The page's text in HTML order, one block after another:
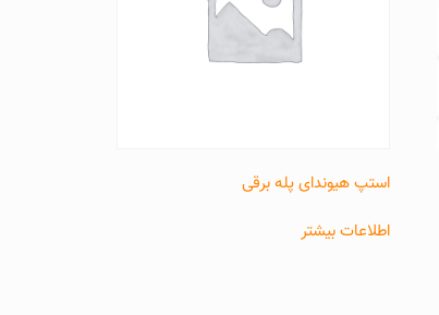
استپ هیوندای پله برقی
اطلاعات بیشتر